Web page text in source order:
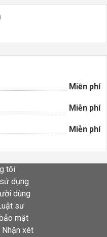
Miễn phí
Miễn phí
Miễn phí
tôi
dụng
dùng
sư
mật
Nhận xét